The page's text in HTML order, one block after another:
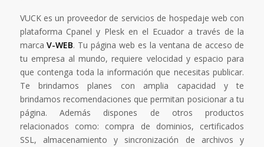
VUCK es un proveedor de servicios de hospedaje web con
plataforma Cpanel y Plesk en el Ecuador a través de la
marcaV-WEB. Tu página web es la ventana de acceso de
tu empresa al mundo, requiere velocidad y espacio para
que contenga toda la información que necesitas publicar.
Te brindamos planes con amplia capacidad y te
brindamos recomendaciones que permitan posicionar a tu
página. Además dispones de otros productos
relacionados como: compra de dominios, certificados
SSL, almacenamiento y sincronización de archivos y